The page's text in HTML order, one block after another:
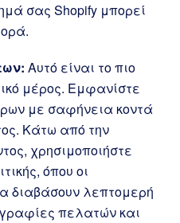
σας Shopify μπορεί
Αυτό είναι το πιο
μέρος. Εμφανίστε
με σαφήνεια κοντά
Κάτω από την
χρησιμοποιήστε
όπου οι
διαβάσουν λεπτομερή
πελατών και